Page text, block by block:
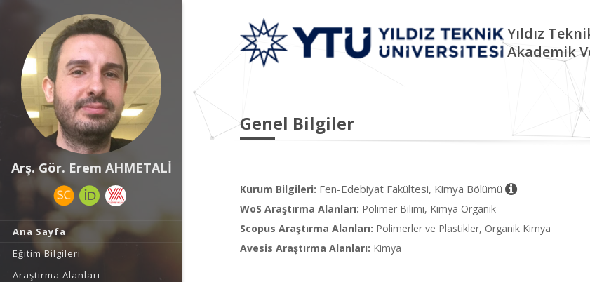
Arş. Gör. Erem AHMETALİ
Ana Sayfa
Eğitim Bilgileri
Araştırma Alanları
Yıldız
Akademik
Genel Bilgiler
Kurum Bilgileri: Fen-Edebiyat Fakültesi, Kimya Bölümü
WoS Araştırma Alanları: Polimer Bilimi, Kimya Organik
Scopus Araştırma Alanları: Polimerler ve Plastikler, Organik Kimya
Avesis Araştırma Alanları: Kimya